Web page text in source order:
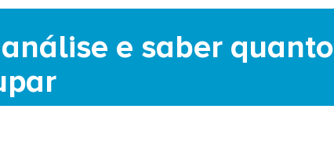
e saber quanto